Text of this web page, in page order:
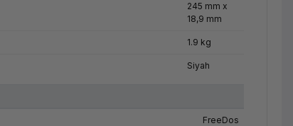
245 mm x
18,9 mm
1.9 kg
Siyah
FreeDos